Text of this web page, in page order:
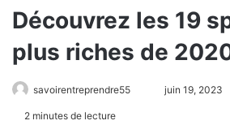
Découvrez les 19
plus riches de
savoirentreprendre55 juin 19, 2023
2 minutes de lecture